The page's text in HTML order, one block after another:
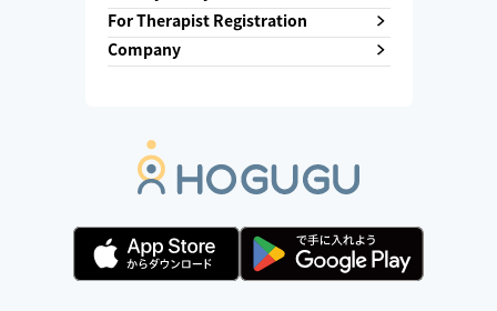
For Therapist Registration
Company